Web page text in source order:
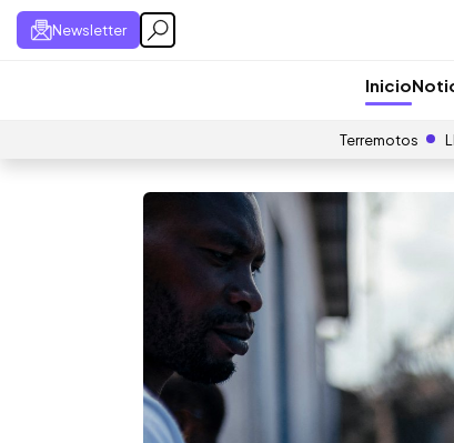
Newsletter
Inicio
Terremotos